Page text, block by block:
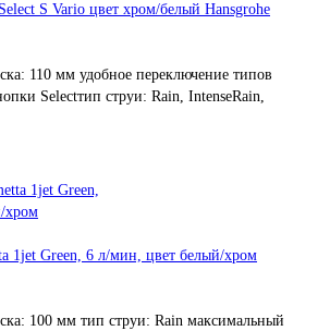
S Vario цвет хром/белый Hansgrohe
110 мм удобное переключение типов
Selectтип струи: Rain, IntenseRain,
1jet Green, 6 л/мин, цвет белый/хром
100 мм тип струи: Rain максимальный